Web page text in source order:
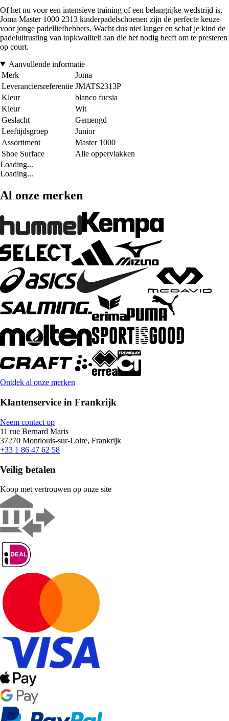
Of het nu voor een intensieve training of een belangrijke wedstrijd is,
Joma Master 1000 2313 kinderpadelschoenen zijn de perfecte keuze
voor jonge padelliefhebbers. Wacht dus niet langer en schaf je kind de
padeluitrusting van topkwaliteit aan die het nodig heeft om te presteren
op court.
Aanvullende informatie
Merk
Joma
Leveranciersreferentie JMATS2313P
Kleur
blanco fucsia
Kleur
Wit
Geslacht
Gemengd
Leeftijdsgroep
Junior
Assortiment
Master 1000
Shoe Surface
Alle oppervlakken
Loading...
Loading...
Al onze merken
Ontdek al onze merken
Klantenservice in Frankrijk
Neem contact op
11 rue Bernard Maris
37270 Montlouis-sur-Loire, Frankrijk
+33 1 86 47 62 58
Veilig betalen
Koop met vertrouwen op onze site